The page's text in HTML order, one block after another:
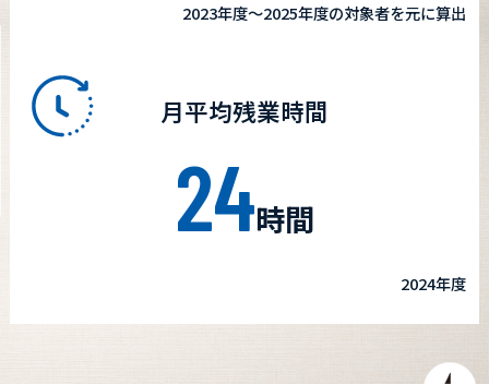
2023年度〜2025年度の対象者を元に算出
月平均残業時間
24時間
2024年度